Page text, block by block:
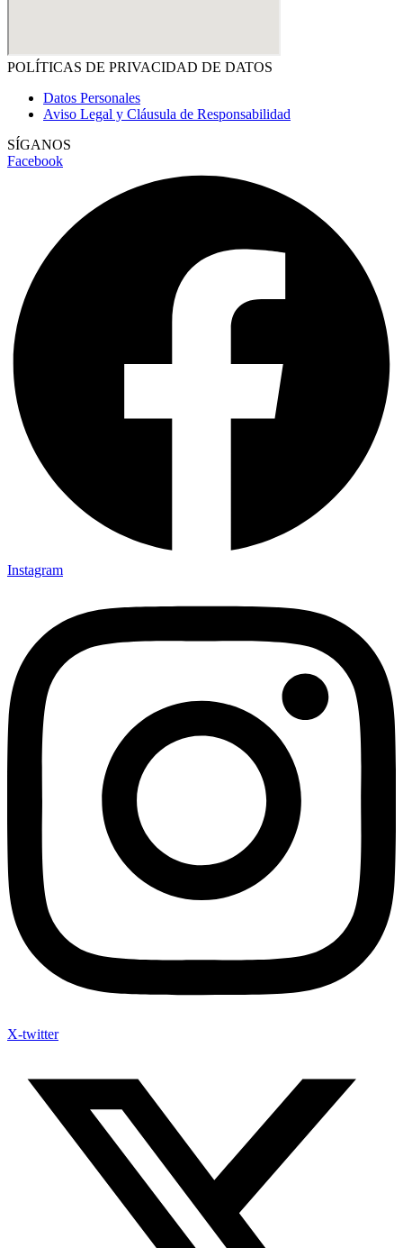
POLÍTICAS DE PRIVACIDAD DE DATOS
Datos Personales
Aviso Legal y Cláusula de Responsabilidad
SÍGANOS
Facebook
Instagram
X-twitter